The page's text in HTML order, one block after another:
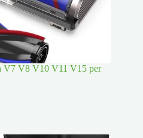
V7 V8 V10 V11 V15 per